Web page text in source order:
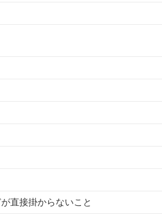
直接掛からないこと